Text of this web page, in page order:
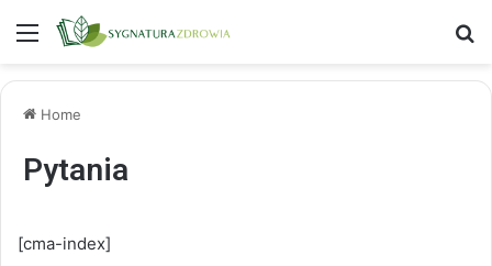
Menu
Home
Pytania
[cma-index]